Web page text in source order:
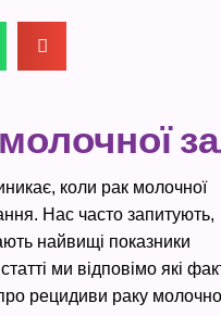
коли рак молочної
Нас часто запитують,
найвищі показники
ми відповімо які
рецидиви раку